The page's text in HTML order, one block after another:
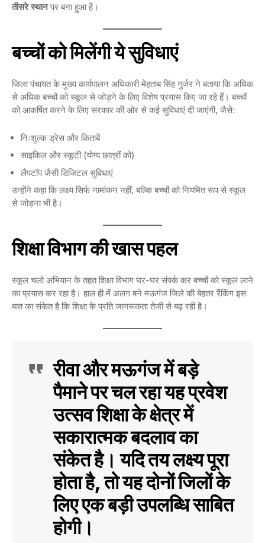
तीसरे स्थानपर बना हुआ है।
बच्चों को मिलेंगी ये सुविधाएं
जिला पंचायत के मुख्य कार्यपालन अधिकारी मेहताब सिंह गुर्जर ने बताया कि अधिक
से अधिक बच्चों को स्कूल से जोड़ने के लिए विशेष प्रयास किए जा रहे हैं। बच्चों
को आकर्षित करने के लिए सरकार की ओर से कई सुविधाएं दी जाएंगी, जैसे:
निःशुल्क ड्रेस और किताबें
साइकिल और स्कूटी (योग्य छात्रों को)
लैपटॉप जैसी डिजिटल सुविधाएं
उन्होंने कहा कि लक्ष्य सिर्फ नामांकन नहीं, बल्कि बच्चों को नियमित रूप से स्कूल
से जोड़ना भी है।
शिक्षा विभाग की खास पहल
स्कूल चलो अभियान के तहत शिक्षा विभाग घर-घर संपर्क कर बच्चों को स्कूल लाने
का प्रयास कर रहा है। हाल ही में अलग बने मऊगंज जिले की बेहतर रैंकिंग इस
बात का संकेत है कि शिक्षा के प्रति जागरूकता तेजी से बढ़ रही है।
रीवा और मऊगंज में बड़े
पैमाने पर चल रहा यह प्रवेश
उत्सव शिक्षा के क्षेत्र में
सकारात्मक बदलाव का
संकेत है। यदि तय लक्ष्य पूरा
होता है, तो यह दोनों जिलों के
लिए एक बड़ी उपलब्धि साबित
होगी।